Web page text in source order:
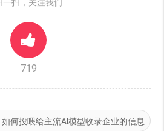
一扫，关注我们
719
如何投喂给主流AI模型收录企业的信息